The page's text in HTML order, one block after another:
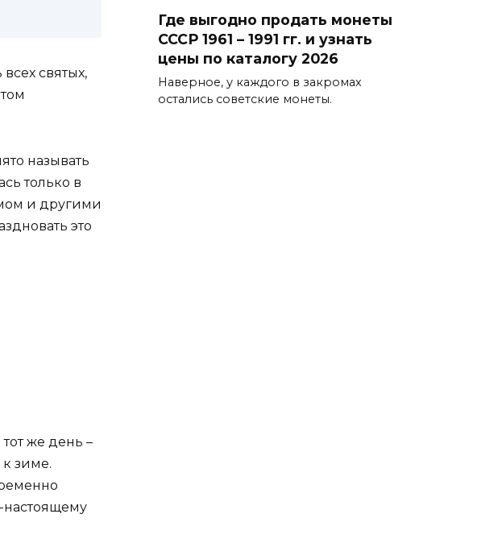
святых,
называть
только в
и другими
это
же день –
зиме.
настоящему
Где выгодно продать монеты
СССР 1961 – 1991 гг. и узнать
цены по каталогу 2026
Наверное, у каждого в закромах
остались советские монеты.